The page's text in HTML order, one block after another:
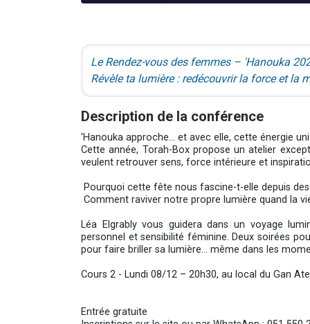
Le Rendez-vous des femmes – 'Hanouka
Révèle ta lumière : redécouvrir la force et la
Description de la conférence
'Hanouka approche… et avec elle, cette énergie
Cette année, Torah-Box propose un atelier
veulent retrouver sens, force intérieure et
Pourquoi cette fête nous fascine-t-elle depuis
Comment raviver notre propre lumière quand la
Léa Elgrably vous guidera dans un voyage
personnel et sensibilité féminine. Deux soirées
pour faire briller sa lumière… même dans les
Cours 2 - Lundi 08/12 – 20h30, au local du Gan
Entrée gratuite